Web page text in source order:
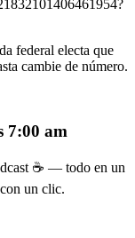
federal electa que
cambie de número.
7:00 am
☕ — todo en un
un clic.